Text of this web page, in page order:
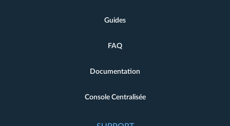
Guides
FAQ
Documentation
Console Centralisée